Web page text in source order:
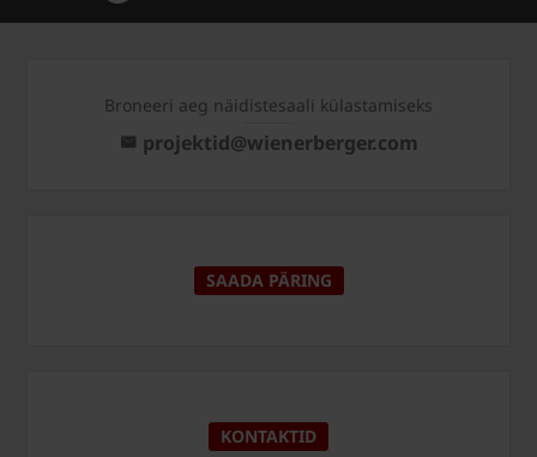
Broneeri aeg näidistesaali külastamiseks
projektid@wienerberger.com
SAADA PÄRING
KONTAKTID